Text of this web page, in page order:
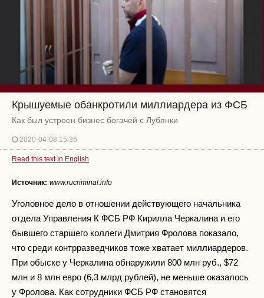
Крышуемые обанкротили миллиардера из ФСБ
Как был устроен бизнес богачей с Лубянки
2020-04-08 15:36
Read this text in English
Источник: www.rucriminal.info
Уголовное дело в отношении действующего начальника
отдела Управления К ФСБ РФ Кирилла Черкалина и его
бывшего старшего коллеги Дмитрия Фролова показало,
что среди контрразведчиков тоже хватает миллиардеров.
При обыске у Черкалина обнаружили 800 млн руб., $72
млн и 8 млн евро (6,3 млрд рублей), не меньше оказалось
у Фролова. Как сотрудники ФСБ РФ становятся